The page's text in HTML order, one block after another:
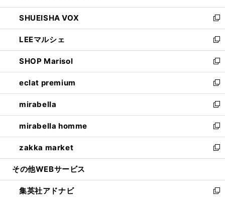
ウ
で
開
く
ン
ド
ウ
で
開
く
ウ
ィ
ン
ド
ウ
で
開
く
し
い
ウ
ィ
ン
ド
ウ
で
開
く
SHUEISHA VOX
新
し
い
ウ
ィ
ン
ド
ウ
で
開
く
LEEマルシェ
新
し
い
ウ
ィ
ン
ド
ウ
で
開
く
SHOP Marisol
新
し
い
ウ
ィ
ン
ド
ウ
で
開
eclat premium
新
し
い
ウ
ィ
ン
ド
ウ
開
く
mirabella
新
し
い
ウ
ィ
ン
ウ
で
mirabella homme
新
し
い
ウ
ン
ド
zakka market
新
し
ウ
ィ
その他WEBサービス
集英社アドナビ
新